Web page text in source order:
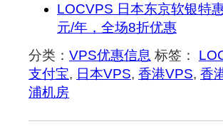
LOCVPS 日本东京软银特
元/年，全场8折优惠
分类： VPS优惠信息 标签：
支付宝, 日本VPS, 香港VPS, 香
浦机房